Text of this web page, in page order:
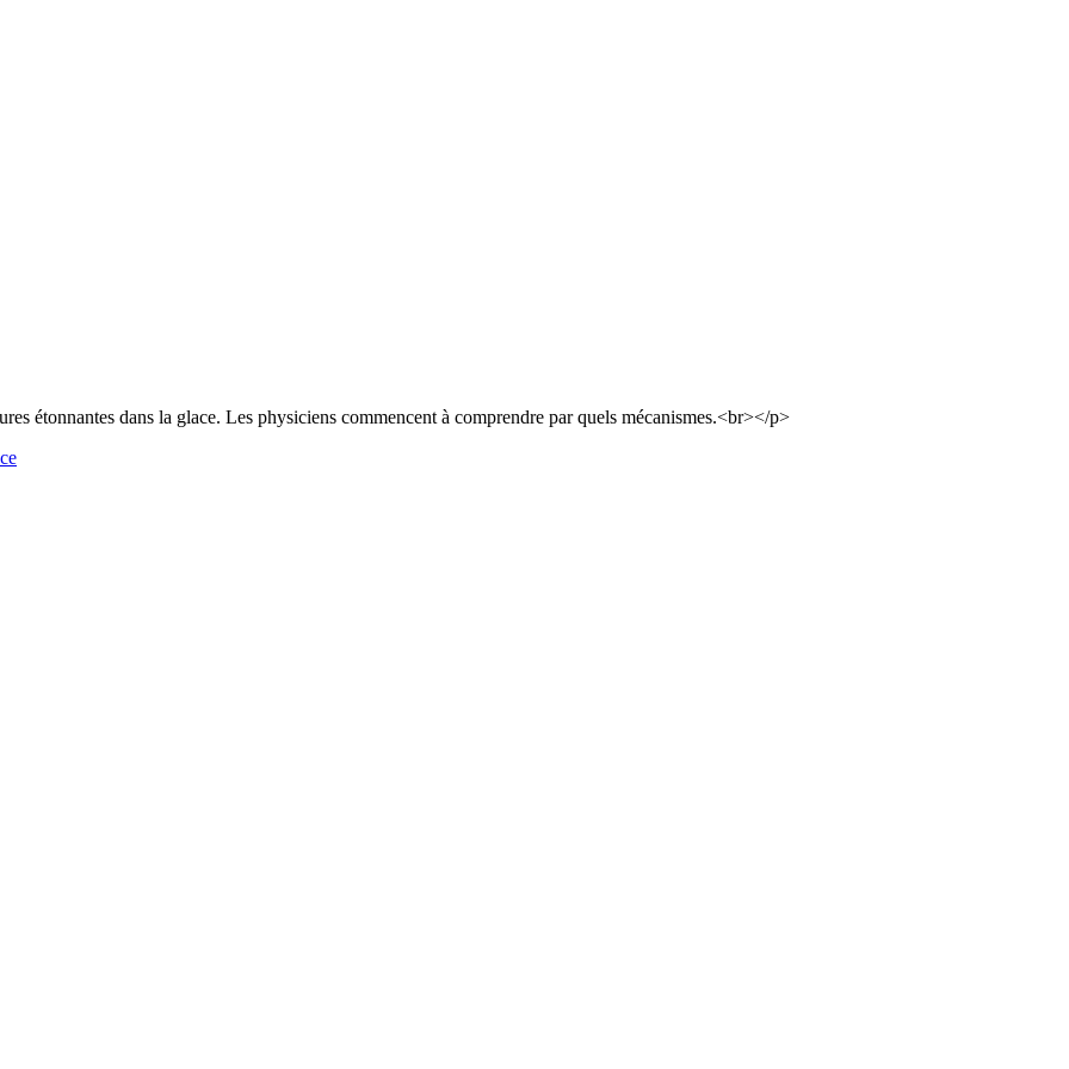
étonnantes dans la glace. Les physiciens commencent à comprendre par quels mécanismes.<br></p>